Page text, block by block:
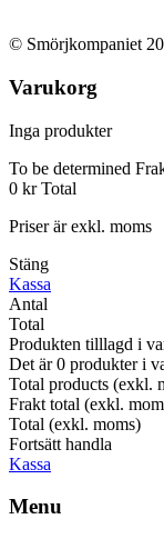
© Smörjkompaniet
Varukorg
Inga produkter
To be determined
0 kr Total
Priser är exkl. moms
Stäng
Kassa
Antal
Total
Produkten tilllagd i
Det är0 produkter i
Total products (exkl.
Frakt total (exkl.
Total (exkl. moms)
Fortsätt handla
Kassa
Menu